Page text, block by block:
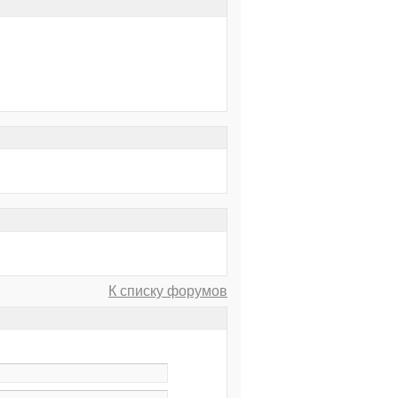
К списку форумов